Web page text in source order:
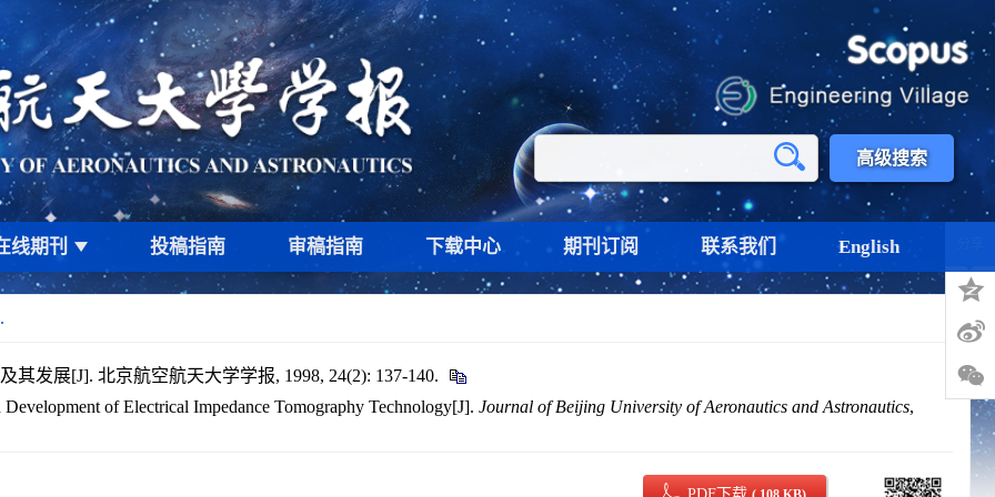
高级搜索
线期刊 投稿指南 审稿指南 下载中心 期刊订阅 联系我们 English
发展[J]. 北京航空航天大学学报, 1998, 24(2): 137-140.
of Electrical Impedance Tomography Technology[J]. Journal of Beijing University of Aeronautics and Astronautics,